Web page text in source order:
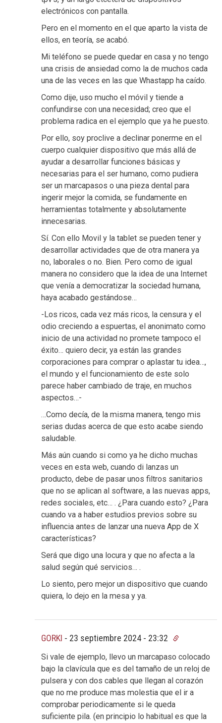
electrónicos con pantalla.
Pero en el momento en el que aparto la vista de
ellos, en teoría, se acabó.
Mi teléfono se puede quedar en casa y no tengo
una crisis de ansiedad como la de muchos cada
una de las veces en las que Whastapp ha caído.
Como dije, uso mucho el móvil y tiende a
confundirse con una necesidad; creo que el
problema radica en el ejemplo que ya he puesto.
Por ello, soy proclive a declinar ponerme en el
cuerpo cualquier dispositivo que más allá de
ayudar a desarrollar funciones básicas y
necesarias para el ser humano, como pudiera
ser un marcapasos o una pieza dental para
ingerir mejor la comida, se fundamente en
herramientas totalmente y absolutamente
innecesarias.
Sí. Con ello Movil y la tablet se pueden tener y
desarrollar actividades que de otra manera ya
no, laborales o no. Bien. Pero como de igual
manera no considero que la idea de una Internet
que venía a democratizar la sociedad humana,
haya acabado gestándose…
-Los ricos, cada vez más ricos, la censura y el
odio creciendo a espuertas, el anonimato como
inicio de una actividad no promete tampoco el
éxito… quiero decir, ya están las grandes
corporaciones para comprar o aplastar tu idea…,
el mundo y el funcionamiento de este solo
parece haber cambiado de traje, en muchos
aspectos…-
…Como decía, de la misma manera, tengo mis
serias dudas acerca de que esto acabe siendo
saludable.
Más aún cuando si como ya he dicho muchas
veces en esta web, cuando di lanzas un
producto, debe de pasar unos filtros sanitarios
que no se aplican al software, a las nuevas apps,
redes sociales, etc… . ¿Para cuando esto? ¿Para
cuando va a haber estudios previos sobre su
influencia antes de lanzar una nueva App de X
características?
Será que digo una locura y que no afecta a la
salud según qué servicios… .
Lo siento, pero mejor un dispositivo que cuando
quiera, lo dejo en la mesa y ya.
GORKI - 23 septiembre 2024 - 23:32
Si vale de ejemplo, llevo un marcapaso colocado
bajo la clavícula que es del tamaño de un reloj de
pulsera y con dos cables que llegan al corazón
que no me produce mas molestia que el ir a
comprobar periodicamente si le queda
suficiente pila. (en principio lo habitual es que la